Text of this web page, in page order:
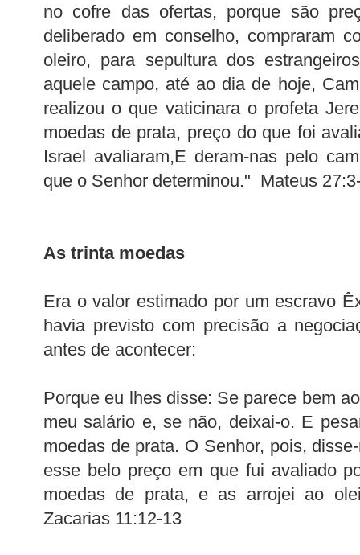
no cofre das ofertas, porque são
deliberado em conselho, compraram
oleiro, para sepultura dos
aquele campo, até ao dia de hoje,
realizou o que vaticinara o profeta
moedas de prata, preço do que foi
Israel avaliaram,E deram-nas pelo
que o Senhor determinou." Mateus
As trinta moedas
Era o valor estimado por um escravo
havia previsto com precisão a
antes de acontecer:
Porque eu lhes disse: Se parece bem
meu salário e, se não, deixai-o. E
moedas de prata. O Senhor, pois,
esse belo preço em que fui avaliado
moedas de prata, e as arrojei ao
Zacarias 11:12-13